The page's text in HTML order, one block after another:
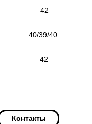
42
40/39/40
42
Контакты